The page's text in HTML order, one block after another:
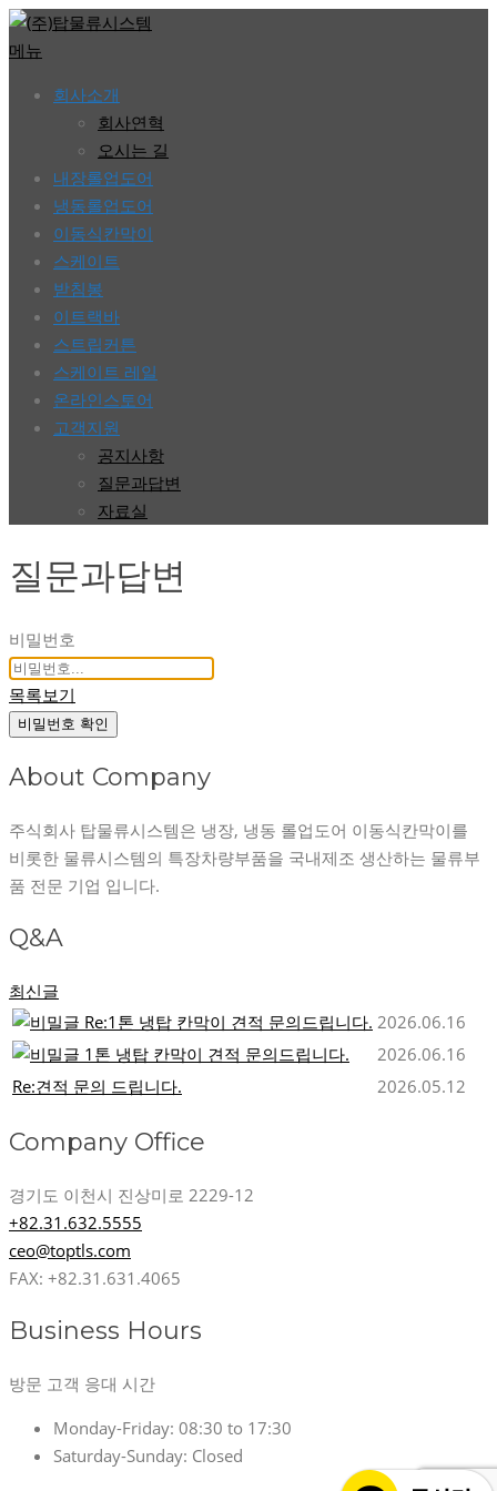
콘
텐
메뉴
회사소개
회사연혁
오시는 길
내장롤업도어
냉동롤업도어
이동식칸막이
스케이트
받침봉
이트랙바
스트립커튼
스케이트 레일
온라인스토어
고객지원
공지사항
질문과답변
자료실
질문과답변
비밀번호
목록보기
비밀번호 확인
About Company
주식회사 탑물류시스템은 냉장, 냉동 롤업도어 이동식칸막이를
비롯한 물류시스템의 특장차량부품을 국내제조 생산하는 물류부
품 전문 기업 입니다.
Q&A
최신글
Re:1톤 냉탑 칸막이 견적 문의드립니다. 2026.06.16
1톤 냉탑 칸막이 견적 문의드립니다.
2026.06.16
Re:견적 문의 드립니다.
2026.05.12
Company Office
경기도 이천시 진상미로 2229-12
+82.31.632.5555
ceo@toptls.com
FAX: +82.31.631.4065
Business Hours
방문 고객 응대 시간
Monday-Friday: 08:30 to 17:30
Saturday-Sunday: Closed